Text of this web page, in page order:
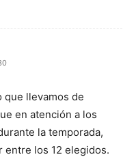
que llevamos de
en atención a los
la temporada,
entre los 12 elegidos.